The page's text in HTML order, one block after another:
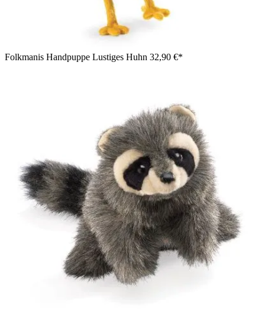
Folkmanis Handpuppe Lustiges Huhn 32,90 €*